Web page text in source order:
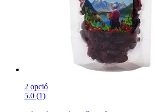
2 opció
5.0 (1)